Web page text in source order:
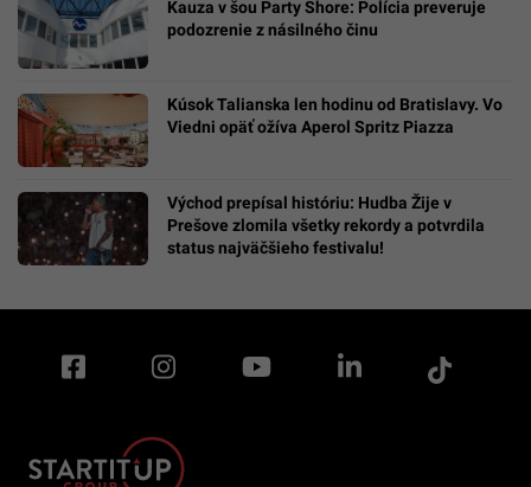
Kauza v šou Party Shore: Polícia preveruje
podozrenie z násilného činu
Kúsok Talianska len hodinu od Bratislavy. Vo
Viedni opäť ožíva Aperol Spritz Piazza
Východ prepísal históriu: Hudba Žije v
Prešove zlomila všetky rekordy a potvrdila
status najväčšieho festivalu!